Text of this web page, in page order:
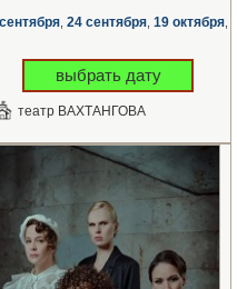
24 сентября 19 октября
выбрать дату
театр ВАХТАНГОВА